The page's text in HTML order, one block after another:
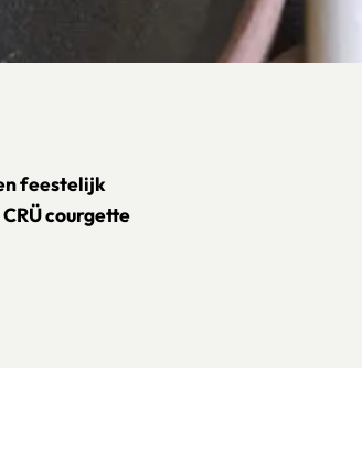
feestelijk
courgette